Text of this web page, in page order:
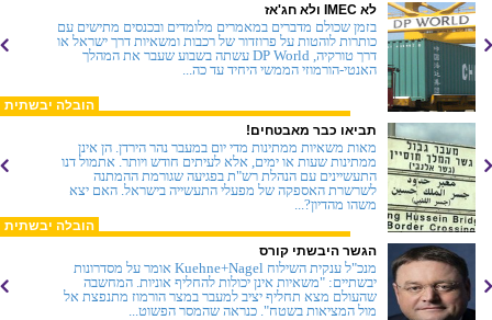
הובלה יבשתית
לא IMEC ולא חג'אז
בזמן שכולם מדברים במאמרים מלומדים ובכנסים מתישים עם
כותרות לוהטות על פרוזדור של רכבות ומשאיות דרך ישראל או
דרך טורקיה, DP World עשתה בשבוע שעבר את המהלך
האנטי-הורמוזי הממשי היחיד עד כה...
הובלה יבשתית
תביאו כבר מאבטחים!
מאות משאיות ממתינות מדי יום במעבר נהר הירדן. הן אינן
ממתינות שעות או ימים, אלא לעיתים חודש ויותר. אתמול דנו
התעשיינים עם הנהלת רש"ת בפגיעה שגורמת ההמתנה
לשרשרת האספקה של מפעלי התעשייה בישראל. האם יצא
משהו מהדיון?...
הגשר היבשתי קורס
מנכ"ל ענקית השילוח Kuehne+Nagel אומר על מסדרונות
יבשתיים: "משאיות אינן יכולות להחליף אוניות. המחשבה
שהעולם מצא תחליף יציב למעבר במצר הורמוז מתנפצת אל
מול המציאות בשטח". כנראה שהמסר הפשוט...